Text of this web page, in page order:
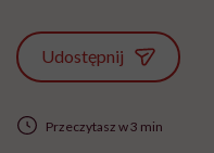
Udostępnij
Przeczytasz w 3 min